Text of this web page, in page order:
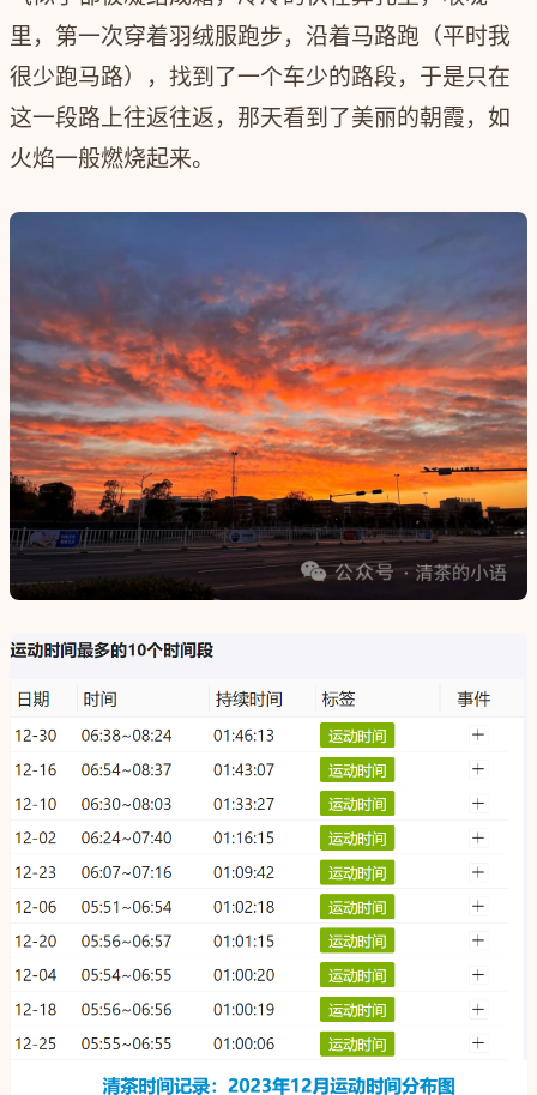
里，第一次穿着羽绒服跑步，沿着马路跑（平时我
很少跑马路），找到了一个车少的路段，于是只在
这一段路上往返往返，那天看到了美丽的朝霞，如
火焰一般燃烧起来。